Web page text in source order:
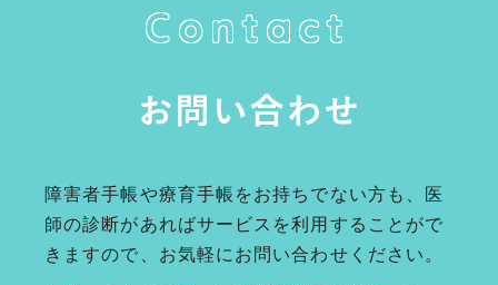
Contact
お問い合わせ
障害者手帳や療育手帳をお持ちでない方も、医
師の診断があればサービスを利用することがで
きますので、お気軽にお問い合わせください。